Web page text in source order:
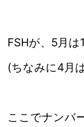
FSHが、5月は
(ちなみに4月
ここでナンバ